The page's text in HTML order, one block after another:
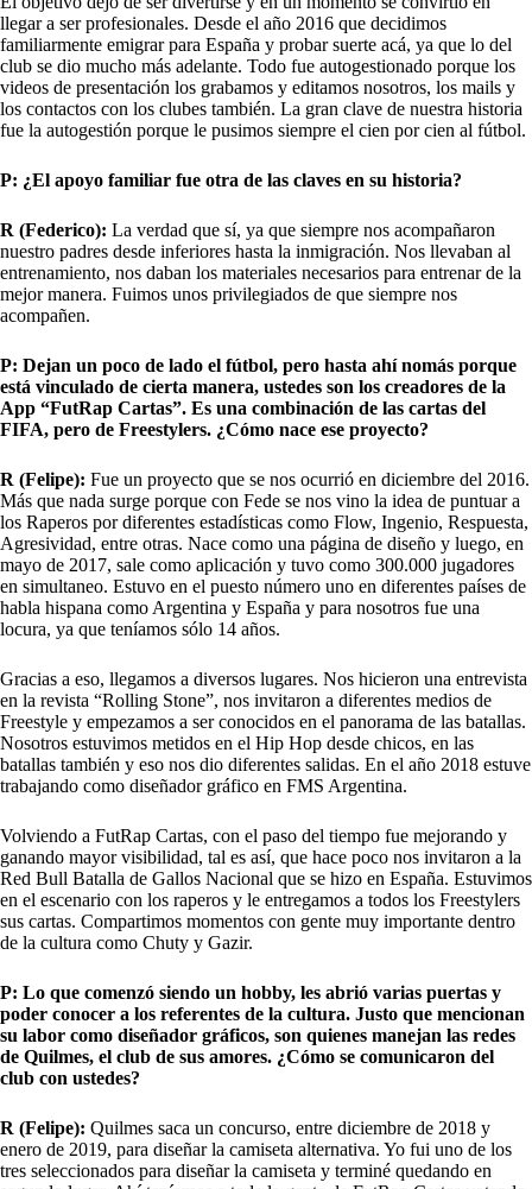
llegar a ser profesionales. Desde el año 2016 que decidimos
familiarmente emigrar para España y probar suerte acá, ya que lo del
club se dio mucho más adelante. Todo fue autogestionado porque los
videos de presentación los grabamos y editamos nosotros, los mails y
los contactos con los clubes también. La gran clave de nuestra historia
fue la autogestión porque le pusimos siempre el cien por cien al fútbol.
P: ¿El apoyo familiar fue otra de las claves en su historia?
R (Federico): La verdad que sí, ya que siempre nos acompañaron
nuestro padres desde inferiores hasta la inmigración. Nos llevaban al
entrenamiento, nos daban los materiales necesarios para entrenar de la
mejor manera. Fuimos unos privilegiados de que siempre nos
acompañen.
P: Dejan un poco de lado el fútbol, pero hasta ahí nomás porque
está vinculado de cierta manera, ustedes son los creadores de la
App “FutRap Cartas”. Es una combinación de las cartas del
FIFA, pero de Freestylers. ¿Cómo nace ese proyecto?
R (Felipe): Fue un proyecto que se nos ocurrió en diciembre del 2016.
Más que nada surge porque con Fede se nos vino la idea de puntuar a
los Raperos por diferentes estadísticas como Flow, Ingenio, Respuesta,
Agresividad, entre otras. Nace como una página de diseño y luego, en
mayo de 2017, sale como aplicación y tuvo como 300.000 jugadores
en simultaneo. Estuvo en el puesto número uno en diferentes países de
habla hispana como Argentina y España y para nosotros fue una
locura, ya que teníamos sólo 14 años.
Gracias a eso, llegamos a diversos lugares. Nos hicieron una entrevista
en la revista “Rolling Stone”, nos invitaron a diferentes medios de
Freestyle y empezamos a ser conocidos en el panorama de las batallas.
Nosotros estuvimos metidos en el Hip Hop desde chicos, en las
batallas también y eso nos dio diferentes salidas. En el año 2018 estuve
trabajando como diseñador gráfico en FMS Argentina.
Volviendo a FutRap Cartas, con el paso del tiempo fue mejorando y
ganando mayor visibilidad, tal es así, que hace poco nos invitaron a la
Red Bull Batalla de Gallos Nacional que se hizo en España. Estuvimos
en el escenario con los raperos y le entregamos a todos los Freestylers
sus cartas. Compartimos momentos con gente muy importante dentro
de la cultura como Chuty y Gazir.
P: Lo que comenzó siendo un hobby, les abrió varias puertas y
poder conocer a los referentes de la cultura. Justo que mencionan
su labor como diseñador gráficos, son quienes manejan las redes
de Quilmes, el club de sus amores. ¿Cómo se comunicaron del
club con ustedes?
R (Felipe): Quilmes saca un concurso, entre diciembre de 2018 y
enero de 2019, para diseñar la camiseta alternativa. Yo fui uno de los
tres seleccionados para diseñar la camiseta y terminé quedando en